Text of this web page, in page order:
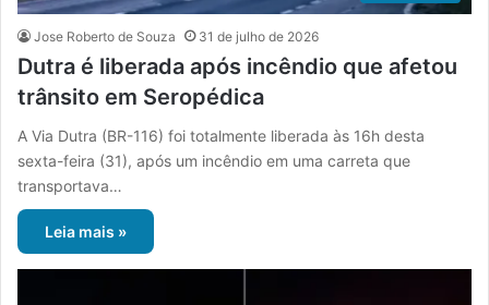
Jose Roberto de Souza 31 de julho de 2026
Dutra é liberada após incêndio que afetou
trânsito em Seropédica
A Via Dutra (BR-116) foi totalmente liberada às 16h desta
sexta-feira (31), após um incêndio em uma carreta que
transportava…
Leia mais »